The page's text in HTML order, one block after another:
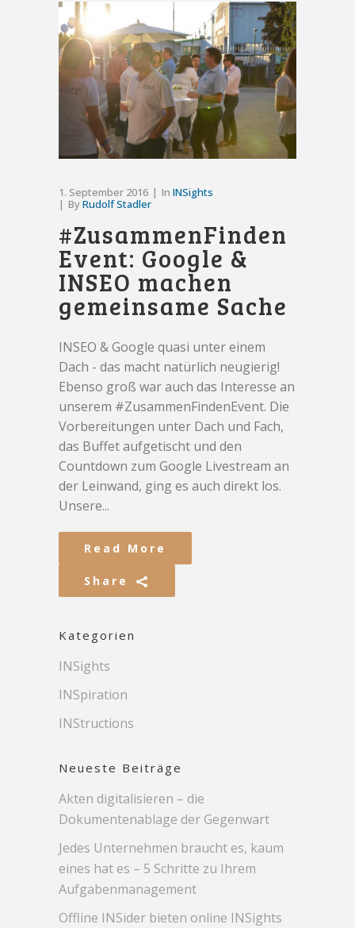
1. September 2016 In INSights
ByRudolf Stadler
#ZusammenFinden
Event: Google &
INSEO machen
gemeinsame Sache
INSEO & Google quasi unter einem
Dach - das macht natürlich neugierig!
Ebenso groß war auch das Interesse an
unserem #ZusammenFindenEvent. Die
Vorbereitungen unter Dach und Fach,
das Buffet aufgetischt und den
Countdown zum Google Livestream an
der Leinwand, ging es auch direkt los.
Unsere...
Read More
Share
Kategorien
INSights
INSpiration
INStructions
Neueste Beiträge
Akten digitalisieren – die
Dokumentenablage der Gegenwart
Jedes Unternehmen braucht es, kaum
eines hat es – 5 Schritte zu Ihrem
Aufgabenmanagement
Offline INSider bieten online INSights